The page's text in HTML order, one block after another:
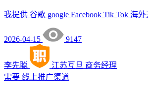
我提供 谷歌 google Facebook Tik Tok 海
2026-04-15 9147
李先聪 江苏互旦 商务经理
需要 线上推广渠道